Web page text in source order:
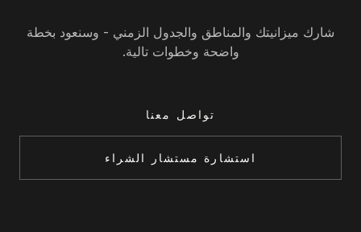
شارك ميزانيتك والمناطق والجدول الزمني - وسنعود بخطة
واضحة وخطوات تالية.
تواصل معنا
استشارة مستشار الشراء